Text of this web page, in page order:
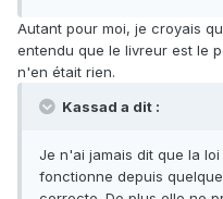
Autant pour moi, je croyais
entendu que le livreur est le
n'en était rien.
Kassad a dit :
Je n'ai jamais dit que la
fonctionne depuis